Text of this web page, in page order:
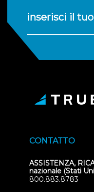
inserisci il
CONTATTO
ASSISTENZA,
nazionale (Stati
800.883.8783